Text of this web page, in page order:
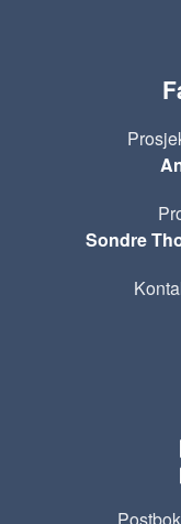
Sondre